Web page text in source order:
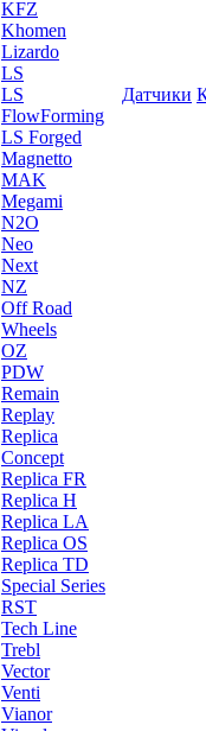
KFZ
Khomen
Lizardo
LS
LS
FlowForming
LS Forged
Magnetto
MAK
Megami
N2O
Neo
Next
NZ
Off Road
Wheels
OZ
PDW
Remain
Replay
Replica
Concept
Replica FR
Replica H
Replica LA
Replica OS
Replica TD
Special Series
RST
Tech Line
Trebl
Vector
Venti
Vianor
Датчики